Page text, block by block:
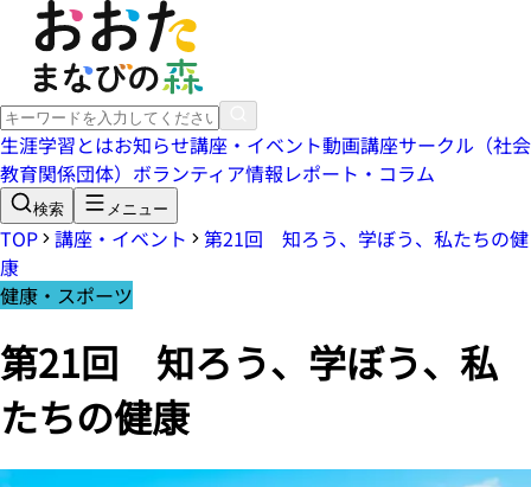
生涯学習とはお知らせ講座・イベント動画講座サークル（社会
教育関係団体） ボランティア情報レポート・コラム
検索 メニュー
TOP 講座・イベント
第21回 知ろう、学ぼう、私たちの健
康
健康・スポーツ
第21回 知ろう、学ぼう、私
たちの健康